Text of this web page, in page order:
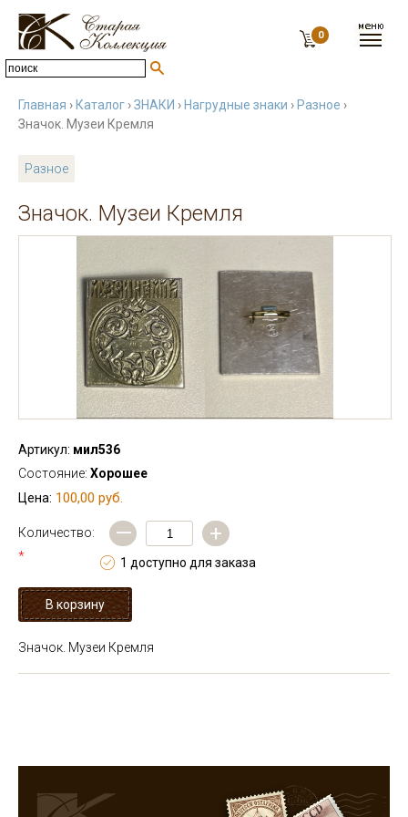
0
Главная › Каталог ›ЗНАКИ › Нагрудные знаки › Разное ›
Значок. Музеи Кремля
Разное
Значок. Музеи Кремля
Артикул: мил536
Состояние: Хорошее
Цена: 100,00 руб.
Количество:
*
— +
1 доступно для заказа
Значок. Музеи Кремля